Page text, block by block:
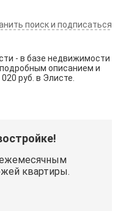
поиск и подписаться
- в базе недвижимости
описанием и
020 руб. в Элисте.
ежемесячным
квартиры.